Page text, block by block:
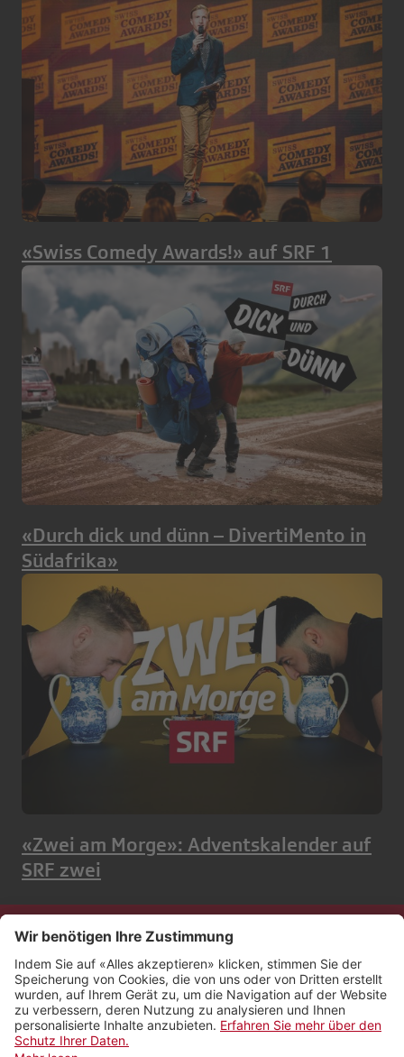
«Swiss Comedy Awards!» auf SRF 1
«Durch dick und dünn – DivertiMento in
Südafrika»
«Zwei am Morge»: Adventskalender auf
SRF zwei
Kontakt
Impressum
Rechtliches
Netiquette